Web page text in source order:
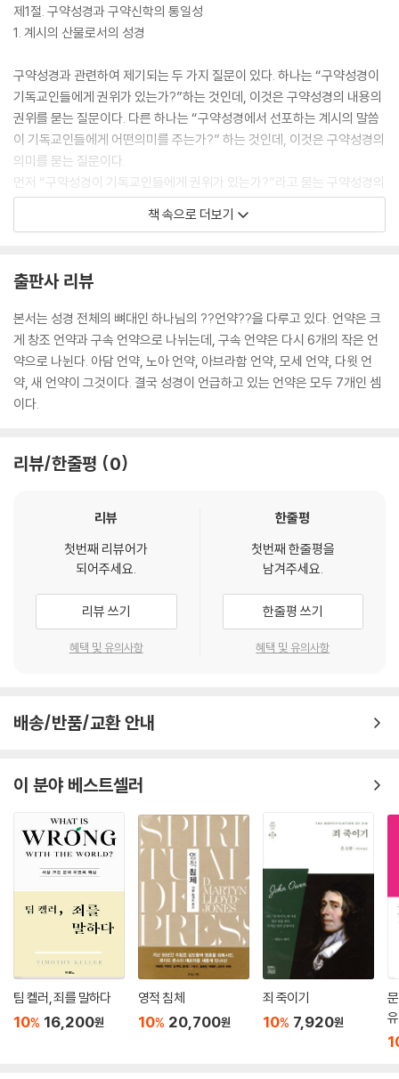
4. 다윗 언약 시대 289
5. 새 언약 시대 298
제4절. 계시 발전과 모세 언약·································310
제8장다윗언약:통치와예배 ···················································· 315
제1절. 다윗 언약의 배경 ································· 317
1. 다윗 언약의 역사적 배경 318
2. 다윗 언약의 문학적 구도 319
3. 다윗 언약의 신학적 배경 321
1. 성전 건축과 다윗 왕국 327
2. 계시 발전과 예루살렘 330
제3절. 계시 역사와 다윗 왕권의 최종 실현·································334
1. 다윗에게 주어진 약속과 다윗의 행함 334
2. 열왕기에 나타난 다윗의 모범 336
3. 멸망 이후의 통치와 예배 341
4. 예수 그리스도와 다윗 언약 345
1. 이전 언약과 다윗 언약 355
제9장새언약:완성의언약 359
제1절. 예레미야와 에스겔이 선포한 새 언약·································361
제2절. 새 언약의 배경 ··························································363
1. 선지자들의 언약 메시지 363
2. 예레미야와 에스겔의 초기 사역 367
제3절. 예레미야의 새 언약 ·················································370
제4절. 에스겔의 새 언약 ·······················································380
1. 새 언약의 예언과 신약의 성취 383
3. 계시 발전과 선지자 제도 390
4. 계시 발전에 따른 제사와 속죄 395
제7절. 새 언약의 의미 ··············································402
1. 이전 약속의 성취와 새 언약 402
2. 성령을 통한 마음의 변혁 402
3. 죄에 대한 완전한 속죄 403
4. 만인 선지자와 만인 제사장 403
제10장신약성경과언약성취 ···················································· 405
제1절. 구약성경과 구약신학의 통일성
1. 계시의 산물로서의 성경
구약성경과 관련하여 제기되는 두 가지 질문이 있다. 하나는 “구약성경이
기독교인들에게 권위가 있는가?”하는 것인데, 이것은 구약성경의 내용의
권위를 묻는 질문이다. 다른 하나는 “구약성경에서 선포하는 계시의 말씀
이 기독교인들에게 어떤의미를 주는가?” 하는 것인데, 이것은 구약성경의
의미를 묻는 질문이다.
먼저 “구약성경이 기독교인들에게 권위가 있는가?”라고 묻는 구약성경의
권위에관한 질문은 구약성경의 계시적 성격을 묻는 것이다. 구약성경의 축
을 이루는 역사와 계시의 관계에 대하여 서로 다른 두 관점이 있다. 하나는
대한 신앙고백서로 본다. 즉 그들은구약성경을 이야기 전달자들이 과거에
일어난 역사적 사건의 정보를 자신의 체험과 신앙에 기초하여 해석하고 전
달한 것으로 본다. 따라서 그들은 성경에 역사적오류가 있을 수 있다고 주
장한다.1) 그러나 성경의 권위와 이에 기초한 역사적 기독교 신학을 거부
하면 성경신학을 구축할 수 없다.
의 행위의산물, 곧 기록된 하나님의 말씀으로 본다. 따라서 하나님의 영감
언급된 역사적, 과학적인 기술이의도하는 바가 정확하고 권위적이라는 의
미이다.보수주의에 따르면 성경은 하나님이 주신 계시로 일관되며 통일된
형태로 주어졌기 때문에 성경신학의 핵심은 성경을 성경 자체의 관점에 따
--- 본문 중에서
책 속으로 더보기
출판사 리뷰
본서는 성경 전체의 뼈대인 하나님의 ??언약??을 다루고 있다. 언약은 크
게 창조 언약과 구속 언약으로 나뉘는데, 구속 언약은 다시 6개의 작은 언
약으로 나뉜다. 아담 언약, 노아 언약, 아브라함 언약, 모세 언약, 다윗 언
약, 새 언약이 그것이다. 결국 성경이 언급하고 있는 언약은 모두 7개인 셈
이다.
리뷰/한줄평 0
리뷰
첫번째 리뷰어가
되어주세요.
리뷰 쓰기
혜택 및 유의사항
한줄평
첫번째 한줄평을
남겨주세요.
한줄평 쓰기
혜택 및 유의사항
배송/반품/교환 안내
이 분야 베스트셀러
팀 켈러, 죄를 말하다
10% 16,200원
영적 침체
10% 20,700원
죄 죽이기
10% 7,920원